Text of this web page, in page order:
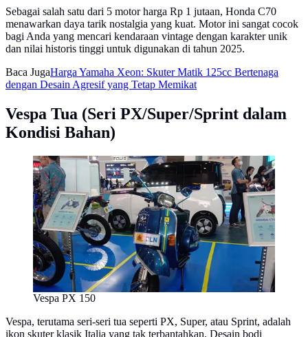
Sebagai salah satu dari 5 motor harga Rp 1 jutaan, Honda C70
menawarkan daya tarik nostalgia yang kuat. Motor ini sangat cocok
bagi Anda yang mencari kendaraan vintage dengan karakter unik
dan nilai historis tinggi untuk digunakan di tahun 2025.
Baca JugaHarga Yamaha Xeon: Skuter Matik 125cc Bertenaga
dengan Desain Agresif yang Tetap Memikat
Vespa Tua (Seri PX/Super/Sprint dalam
Kondisi Bahan)
Vespa PX 150
Vespa, terutama seri-seri tua seperti PX, Super, atau Sprint, adalah
ikon skuter klasik Italia yang tak terbantahkan. Desain bodi